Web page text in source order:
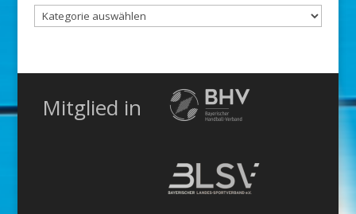
Nach
Kategorie
Mitglied in